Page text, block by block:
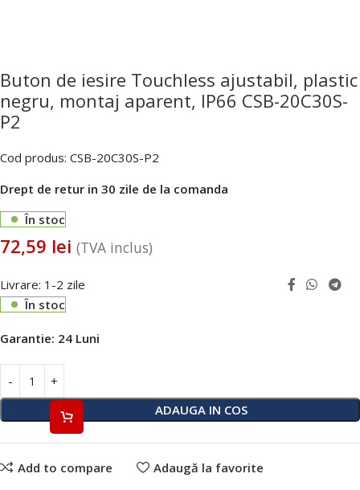
Buton de iesire Touchless ajustabil, plastic
negru, montaj aparent, IP66 CSB-20C30S-
P2
Cod produs: CSB-20C30S-P2
Drept de retur in 30 zile de la comanda
În stoc
72,59 lei (TVA inclus)
Livrare: 1-2 zile
În stoc
Garantie: 24 Luni
ADAUGA IN COS
Add to compare Adaugă la favorite